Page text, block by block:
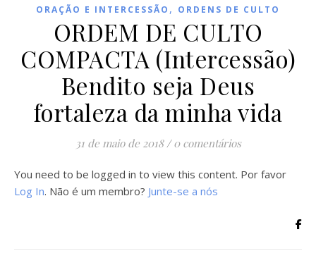
ORAÇÃO E INTERCESSÃO , ORDENS DE CULTO
ORDEM DE CULTO
COMPACTA (Intercessão)
Bendito seja Deus
fortaleza da minha vida
31 de maio de 2018 / 0 comentários
You need to be logged in to view this content. Por favor
Log In. Não é um membro? Junte-se a nós